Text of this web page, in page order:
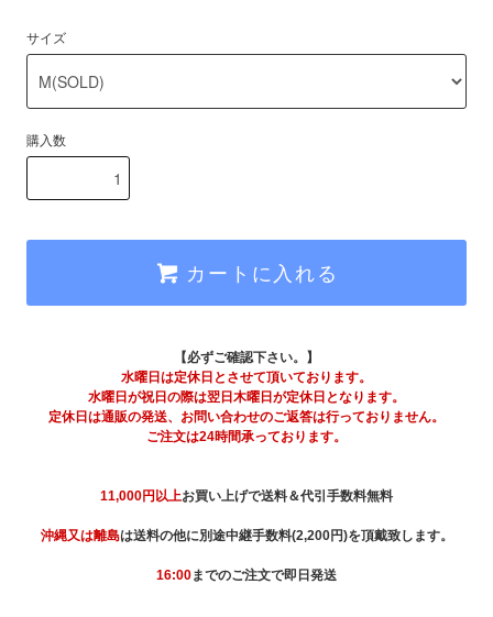
サイズ
購入数
カートに入れる
【必ずご確認下さい。】
水曜日は定休日とさせて頂いております。
水曜日が祝日の際は翌日木曜日が定休日となります。
定休日は通販の発送、お問い合わせのご返答は行っておりません。
ご注文は24時間承っております。
11,000円以上お買い上げで送料＆代引手数料無料
沖縄又は離島は送料の他に別途中継手数料(2,200円)を頂戴致します。
16:00までのご注文で即日発送